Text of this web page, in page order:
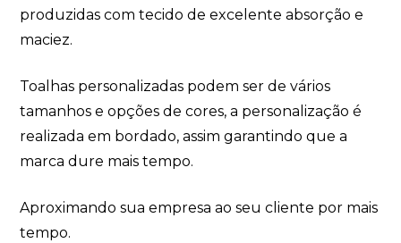
produzidas com tecido de excelente absorção e
maciez.
Toalhas personalizadas podem ser de vários
tamanhos e opções de cores, a personalização é
realizada em bordado, assim garantindo que a
marca dure mais tempo.
Aproximando sua empresa ao seu cliente por mais
tempo.